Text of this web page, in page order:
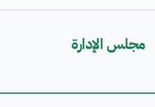
مجلس الإدارة